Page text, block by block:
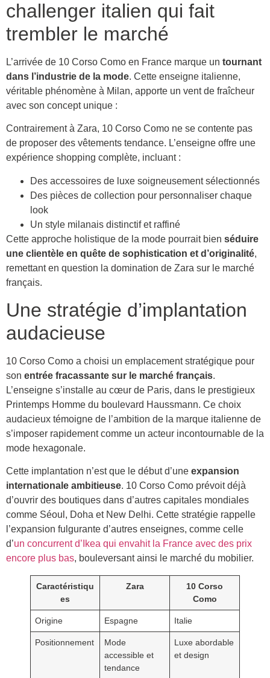
challenger italien qui fait
trembler le marché
L’arrivée de 10 Corso Como en France marque un tournant
dans l’industrie de la mode. Cette enseigne italienne,
véritable phénomène à Milan, apporte un vent de fraîcheur
avec son concept unique :
Contrairement à Zara, 10 Corso Como ne se contente pas
de proposer des vêtements tendance. L’enseigne offre une
expérience shopping complète, incluant :
Des accessoires de luxe soigneusement sélectionnés
Des pièces de collection pour personnaliser chaque
look
Un style milanais distinctif et raffiné
Cette approche holistique de la mode pourrait bien séduire
une clientèle en quête de sophistication et d’originalité,
remettant en question la domination de Zara sur le marché
français.
Une stratégie d’implantation
audacieuse
10 Corso Como a choisi un emplacement stratégique pour
son entrée fracassante sur le marché français.
L’enseigne s’installe au cœur de Paris, dans le prestigieux
Printemps Homme du boulevard Haussmann. Ce choix
audacieux témoigne de l’ambition de la marque italienne de
s’imposer rapidement comme un acteur incontournable de la
mode hexagonale.
Cette implantation n’est que le début d’une expansion
internationale ambitieuse. 10 Corso Como prévoit déjà
d’ouvrir des boutiques dans d’autres capitales mondiales
comme Séoul, Doha et New Delhi. Cette stratégie rappelle
l’expansion fulgurante d’autres enseignes, comme celle
d’un concurrent d’Ikea qui envahit la France avec des prix
encore plus bas, bouleversant ainsi le marché du mobilier.
Caractéristiqu
es
Zara
10 Corso
Como
Origine Espagne Italie
Positionnement
Mode
accessible et
tendance
Luxe abordable
et design